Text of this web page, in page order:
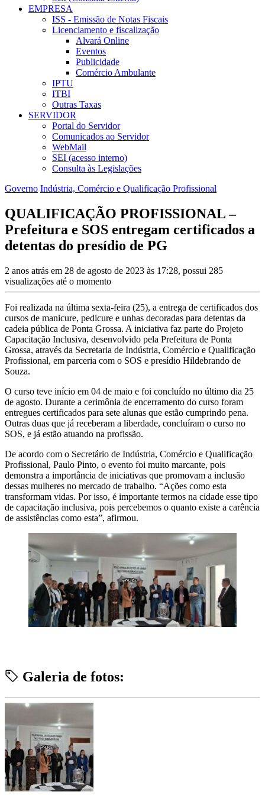
EMPRESA
ISS - Emissão de Notas Fiscais
Licenciamento e fiscalização
Alvará Online
Eventos
Publicidade
Comércio Ambulante
IPTU
ITBI
Outras Taxas
SERVIDOR
Portal do Servidor
Comunicados ao Servidor
WebMail
SEI (acesso interno)
Consulta às Legislações
Governo Indústria, Comércio e Qualificação Profissional
QUALIFICAÇÃO PROFISSIONAL –
Prefeitura e SOS entregam certificados a
detentas do presídio de PG
2 anos atrás em 28 de agosto de 2023 às 17:28, possui 285
visualizações até o momento
Foi realizada na última sexta-feira (25), a entrega de certificados dos
cursos de manicure, pedicure e unhas decoradas para detentas da
cadeia pública de Ponta Grossa. A iniciativa faz parte do Projeto
Capacitação Inclusiva, desenvolvido pela Prefeitura de Ponta
Grossa, através da Secretaria de Indústria, Comércio e Qualificação
Profissional, em parceria com o SOS e presídio Hildebrando de
Souza.
O curso teve início em 04 de maio e foi concluído no último dia 25
de agosto. Durante a cerimônia de encerramento do curso foram
entregues certificados para sete alunas que estão cumprindo pena.
Outras duas que já receberam a liberdade, concluíram o curso no
SOS, e já estão atuando na profissão.
De acordo com o Secretário de Indústria, Comércio e Qualificação
Profissional, Paulo Pinto, o evento foi muito marcante, pois
demonstra a importância de iniciativas que promovam a inclusão
dessas mulheres no mercado de trabalho. “Ações como esta
transformam vidas. Por isso, é importante termos na cidade esse tipo
de capacitação inclusiva, pois percebemos o quanto existe a carência
de assistências como esta”, afirmou.
Galeria de fotos: